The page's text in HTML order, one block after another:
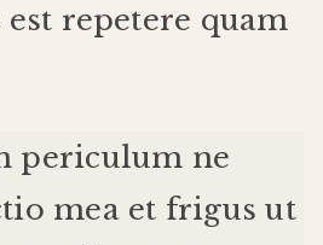
est repetere quam
periculum ne
mea et frigus ut